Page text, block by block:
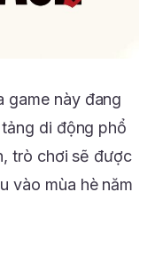
game này đang
di động phổ
trò chơi sẽ được
vào mùa hè năm